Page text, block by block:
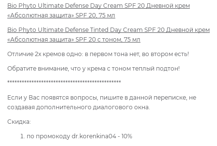
Bio Phyto Ultimate Defense Day Cream SPF 20 Дневной крем
«Абсолютная защита» SPF 20, 75 мл
Bio Phyto Ultimate Defense Tinted Day Cream SPF 20 Дневной крем
«Абсолютная защита» SPF 20 с тоном, 75 мл
Отличие 2х кремов одно: в первом тона нет, во втором есть!
Обратите внимание, что у крема с тоном теплый подтон!
***********************************************
Если у Вас появятся вопросы, пишите в данной переписке, не
создавая дополнительного диалогового окна.
Скидка:
по промокоду dr.korenkina04 - 10%